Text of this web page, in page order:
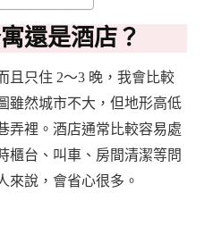
還是酒店？
且只住 2～3 晚，我會比較
雖然城市不大，但地形高低
弄裡。酒店通常比較容易處
櫃台、叫車、房間清潔等問
來說，會省心很多。